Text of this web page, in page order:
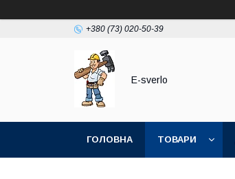
+380 (73) 020-50-39
E-sverlo
ГОЛОВНА ТОВАРИ